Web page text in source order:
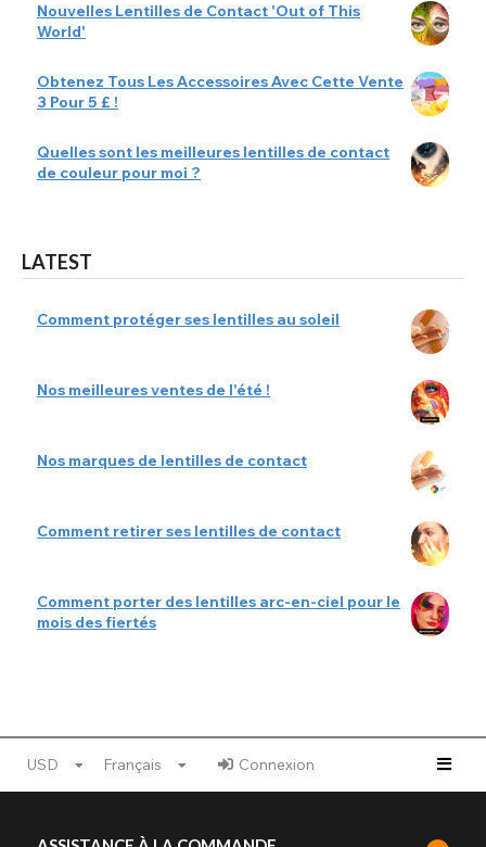
Nouvelles Lentilles de Contact 'Out of This
World'
Obtenez Tous Les Accessoires Avec Cette Vente
3 Pour 5 £ !
Quelles sont les meilleures lentilles de contact
de couleur pour moi ?
LATEST
Comment protéger ses lentilles au soleil
Nos meilleures ventes de l'été !
Nos marques de lentilles de contact
Comment retirer ses lentilles de contact
Comment porter des lentilles arc-en-ciel pour le
mois des fiertés
USD Français Connexion